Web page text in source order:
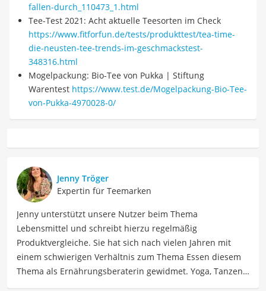
fallen-durch_110473_1.html
Tee-Test 2021: Acht aktuelle Teesorten im Check
https://www.fitforfun.de/tests/produkttest/tea-time-
die-neusten-tee-trends-im-geschmackstest-
348316.html
Mogelpackung: Bio-Tee von Pukka | Stiftung
Warentest https://www.test.de/Mogelpackung-Bio-Tee-
von-Pukka-4970028-0/
Jenny Tröger
Expertin für Teemarken
Jenny unterstützt unsere Nutzer beim Thema
Lebensmittel und schreibt hierzu regelmäßig
Produktvergleiche. Sie hat sich nach vielen Jahren mit
einem schwierigen Verhältnis zum Thema Essen diesem
Thema als Ernährungsberaterin gewidmet. Yoga, Tanzen,